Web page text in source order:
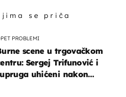
se priča
PROBLEMI
scene u trgovačkom
Sergej Trifunović i
uhićeni nakon